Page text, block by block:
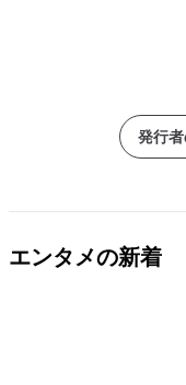
発行
エンタメの新着